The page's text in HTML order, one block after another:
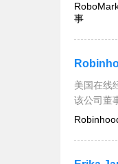
事
美国在线
该公司董